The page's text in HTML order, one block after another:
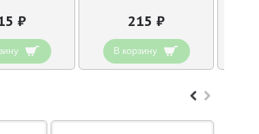
₽ 215 ₽
В корзину